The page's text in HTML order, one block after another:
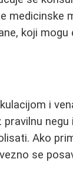
medicinske
koji
i
pravilnu
Ako
se